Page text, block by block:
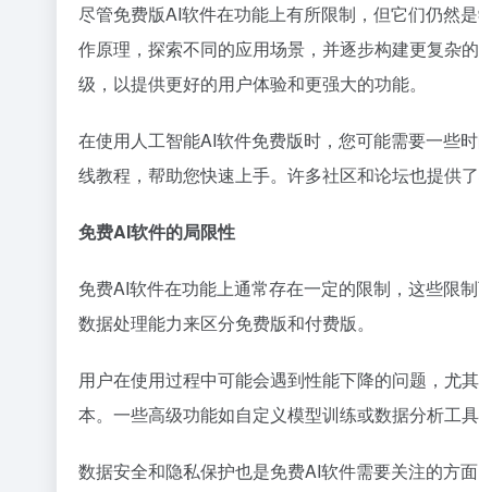
尽管免费版AI软件在功能上有所限制，但它们仍然
作原理，探索不同的应用场景，并逐步构建更复杂
级，以提供更好的用户体验和更强大的功能。
在使用人工智能AI软件免费版时，您可能需要一些
线教程，帮助您快速上手。许多社区和论坛也提供
免费AI软件的局限性
免费AI软件在功能上通常存在一定的限制，这些限
数据处理能力来区分免费版和付费版。
用户在使用过程中可能会遇到性能下降的问题，尤
本。一些高级功能如自定义模型训练或数据分析工具
数据安全和隐私保护也是免费AI软件需要关注的方